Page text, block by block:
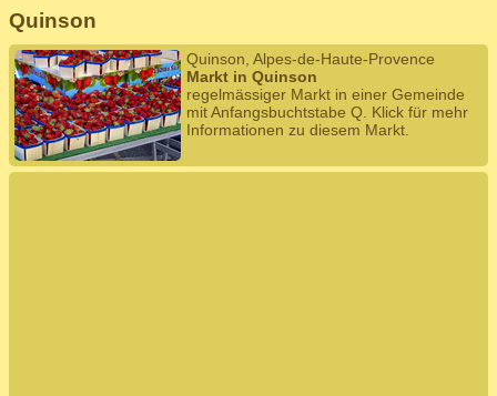
Quinson
Quinson, Alpes-de-Haute-Provence
Markt in Quinson
regelmässiger Markt in einer Gemeinde
mit Anfangsbuchtstabe Q. Klick für mehr
Informationen zu diesem Markt.